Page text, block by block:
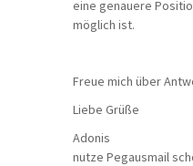
eine genauere
möglich ist.
Freue mich über
Liebe Grüße
Adonis
nutze Pegausmail